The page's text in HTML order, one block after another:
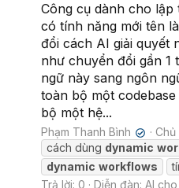
Công cụ dành cho lập
có tính năng mới tên
đổi cách AI giải quyết
như chuyển đổi gần 1
ngữ này sang ngôn
toàn bộ một
bộ một hệ...
Phạm Thanh Bình ✔
cách dùng dynamic
dynamic workflows
Trả lời: 0
Diễn đàn: AI